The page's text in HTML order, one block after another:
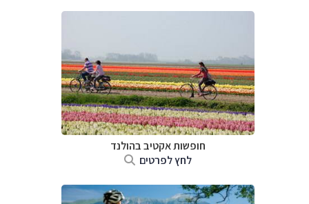
חופשות אקטיב בהולנד
לחץ לפרטים